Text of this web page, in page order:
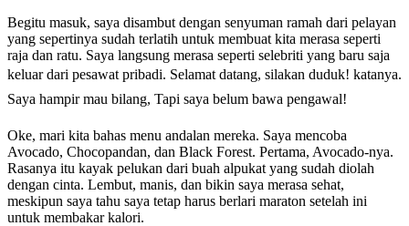
Begitu masuk, saya disambut dengan senyuman ramah dari pelayan
yang sepertinya sudah terlatih untuk membuat kita merasa seperti
raja dan ratu. Saya langsung merasa seperti selebriti yang baru saja
keluar dari pesawat pribadi. Selamat datang, silakan duduk! katanya.
Saya hampir mau bilang, Tapi saya belum bawa pengawal!
Oke, mari kita bahas menu andalan mereka. Saya mencoba
Avocado, Chocopandan, dan Black Forest. Pertama, Avocado-nya.
Rasanya itu kayak pelukan dari buah alpukat yang sudah diolah
dengan cinta. Lembut, manis, dan bikin saya merasa sehat,
meskipun saya tahu saya tetap harus berlari maraton setelah ini
untuk membakar kalori.